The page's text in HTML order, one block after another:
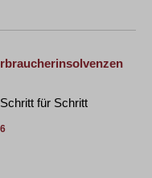
für Schritt